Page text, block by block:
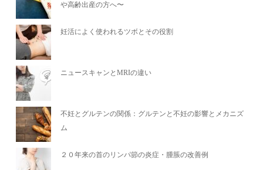
や高齢出産の方へ〜
妊活によく使われるツボとその役割
ニュースキャンとMRIの違い
不妊とグルテンの関係：グルテンと不妊の影響とメカニズ
ム
２０年来の首のリンパ節の炎症・腫脹の改善例